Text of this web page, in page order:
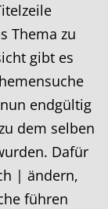
Thema zu
gibt es
endgültig
dem selben
Dafür
| ändern,
führen